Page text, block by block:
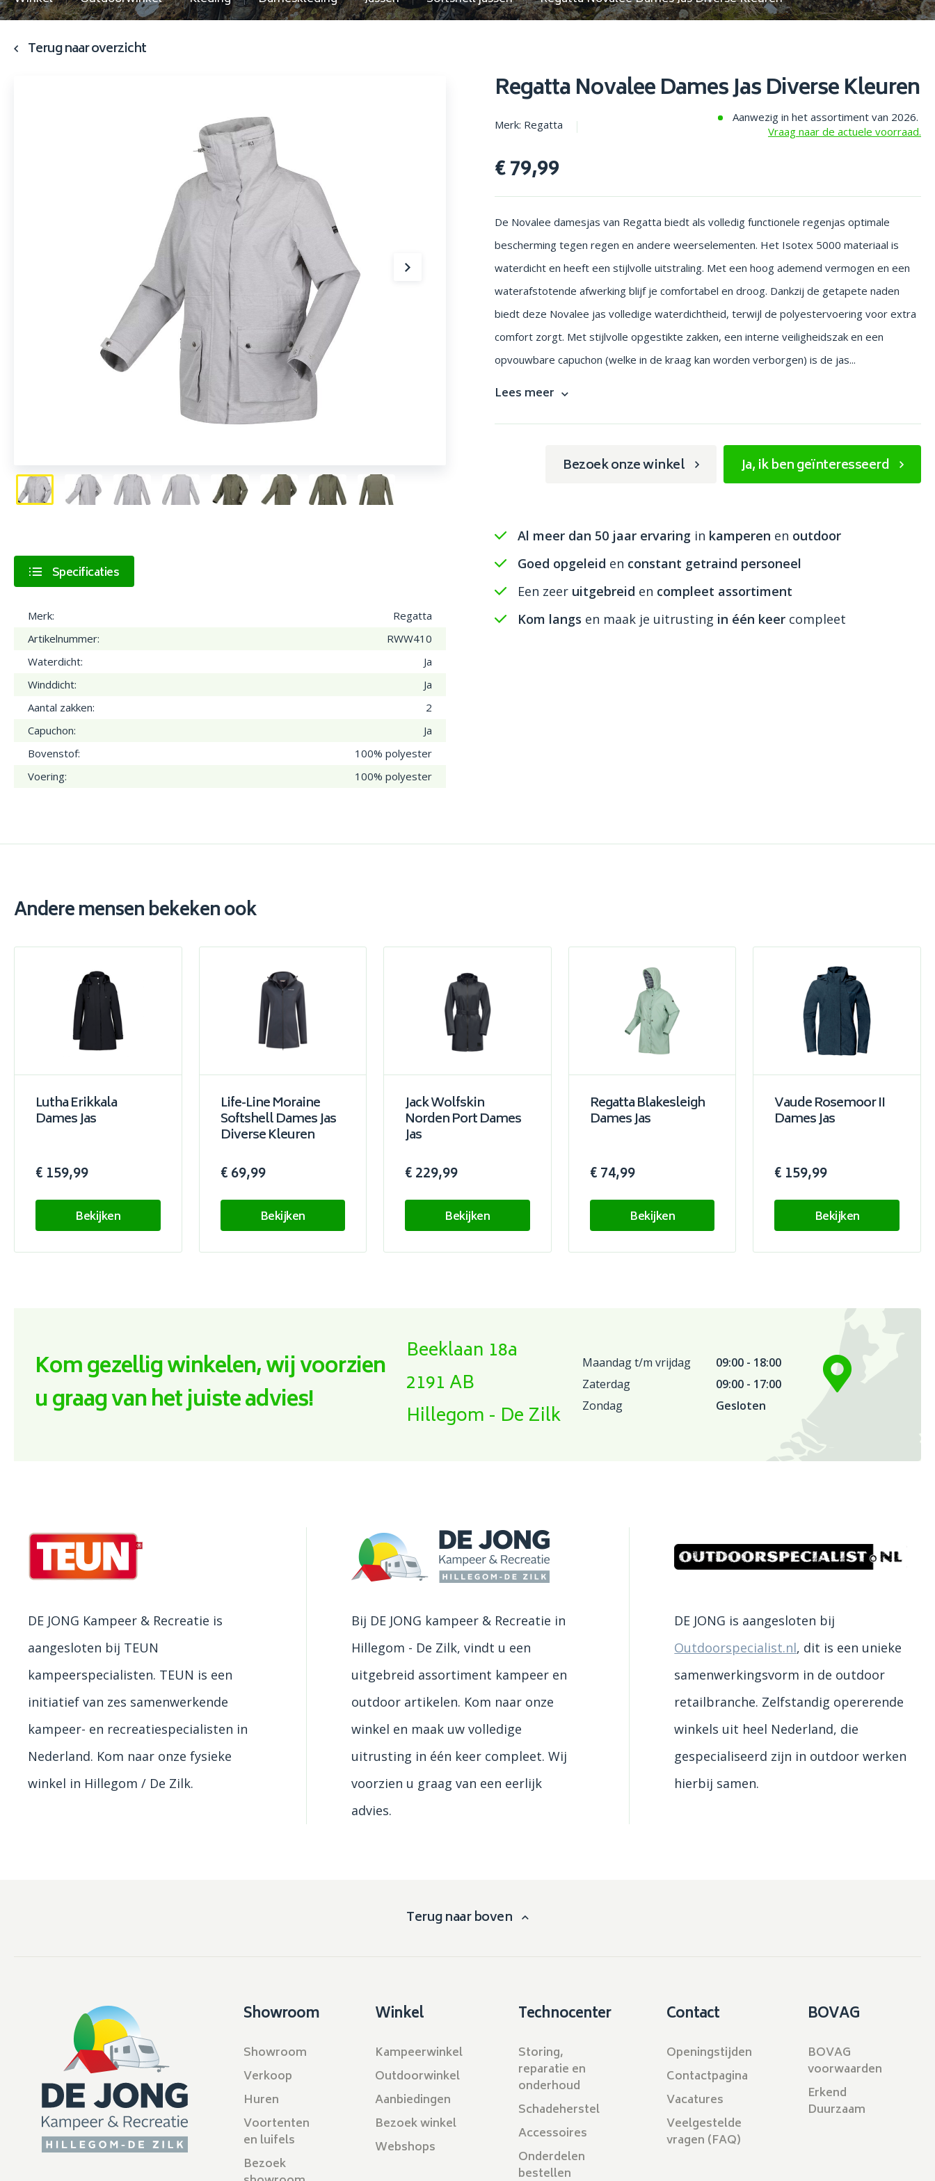
en parasols
Terug naar overzicht
Specificaties
Merk:
Regatta
Artikelnummer:
RWW410
Waterdicht:
Ja
Winddicht:
Ja
Aantal zakken:
2
Capuchon:
Ja
Bovenstof:
100% polyester
Voering:
100% polyester
Regatta Novalee Dames Jas Diverse Kleuren
Merk: Regatta
Aanwezig in het assortiment van 2026.
Vraag naar de actuele voorraad.
€ 79,99
De Novalee damesjas van Regatta biedt als volledig functionele regenjas optimale
bescherming tegen regen en andere weerselementen. Het Isotex 5000 materiaal is
waterdicht en heeft een stijlvolle uitstraling. Met een hoog ademend vermogen en een
waterafstotende afwerking blijf je comfortabel en droog. Dankzij de getapete naden
biedt deze Novalee jas volledige waterdichtheid, terwijl de polyestervoering voor extra
comfort zorgt. Met stijlvolle opgestikte zakken, een interne veiligheidszak en een
opvouwbare capuchon (welke in de kraag kan worden verborgen) is de jas...
Lees meer
Bezoek onze winkel Ja, ik ben geïnteresseerd
Al meer dan 50 jaar ervaring in kamperen en outdoor
Goed opgeleid en constant getraind personeel
Een zeer uitgebreid en compleet assortiment
Kom langs en maak je uitrusting in één keer compleet
Andere mensen bekeken ook
Lutha Erikkala
Dames Jas
€ 159,99
Bekijken
Life-Line Moraine
Softshell Dames Jas
Diverse Kleuren
€ 69,99
Bekijken
Jack Wolfskin
Norden Port Dames
Jas
€ 229,99
Bekijken
Regatta Blakesleigh
Dames Jas
€ 74,99
Bekijken
Vaude Rosemoor II
Dames Jas
€ 159,99
Bekijken
Kom gezellig winkelen, wij voorzien
u graag van het juiste advies!
Beeklaan 18a
2191 AB
Hillegom - De Zilk
Maandag t/m vrijdag
09:00 - 18:00
Zaterdag
09:00 - 17:00
Zondag
Gesloten
DE JONG Kampeer & Recreatie is
aangesloten bij TEUN
kampeerspecialisten. TEUN is een
initiatief van zes samenwerkende
kampeer- en recreatiespecialisten in
Nederland. Kom naar onze fysieke
winkel in Hillegom / De Zilk.
Bij DE JONG kampeer & Recreatie in
Hillegom - De Zilk, vindt u een
uitgebreid assortiment kampeer en
outdoor artikelen. Kom naar onze
winkel en maak uw volledige
uitrusting in één keer compleet. Wij
voorzien u graag van een eerlijk
advies.
DE JONG is aangesloten bij
Outdoorspecialist.nl, dit is een unieke
samenwerkingsvorm in de outdoor
retailbranche. Zelfstandig opererende
winkels uit heel Nederland, die
gespecialiseerd zijn in outdoor werken
hierbij samen.
Terug naar boven
Showroom
Showroom
Verkoop
Huren
Voortenten
en luifels
Bezoek
Winkel
Kampeerwinkel
Outdoorwinkel
Aanbiedingen
Bezoek winkel
Webshops
Technocenter
Storing,
reparatie en
onderhoud
Schadeherstel
Accessoires
Onderdelen
bestellen
Contact
Openingstijden
Contactpagina
Vacatures
Veelgestelde
vragen (FAQ)
BOVAG
BOVAG
voorwaarden
Erkend
Duurzaam